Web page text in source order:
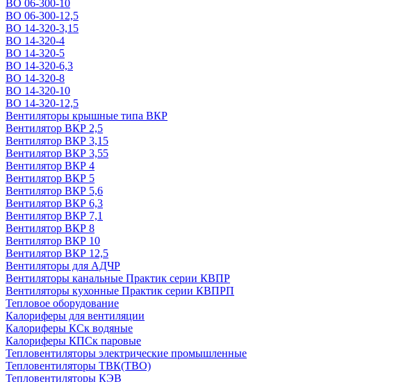
ВО 06-300-10
ВО 06-300-12,5
ВО 14-320-3,15
ВО 14-320-4
ВО 14-320-5
ВО 14-320-6,3
ВО 14-320-8
ВО 14-320-10
ВО 14-320-12,5
Вентиляторы крышные типа ВКР
Вентилятор ВКР 2,5
Вентилятор ВКР 3,15
Вентилятор ВКР 3,55
Вентилятор ВКР 4
Вентилятор ВКР 5
Вентилятор ВКР 5,6
Вентилятор ВКР 6,3
Вентилятор ВКР 7,1
Вентилятор ВКР 8
Вентилятор ВКР 10
Вентилятор ВКР 12,5
Вентиляторы для АДЧР
Вентиляторы канальные Практик серии КВПР
Вентиляторы кухонные Практик серии КВПРП
Тепловое оборудование
Калориферы для вентиляции
Калориферы КСк водяные
Калориферы КПСк паровые
Тепловентиляторы электрические промышленные
Тепловентиляторы ТВК(ТВО)
Тепловентиляторы КЭВ